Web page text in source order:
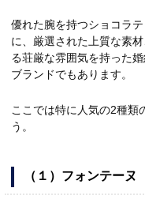
優れた腕を持つショコラ
に、厳選された上質な素
る荘厳な雰囲気を持った
ブランドでもあります。
ここでは特に人気の2種類
う。
（１）フォンテーヌ